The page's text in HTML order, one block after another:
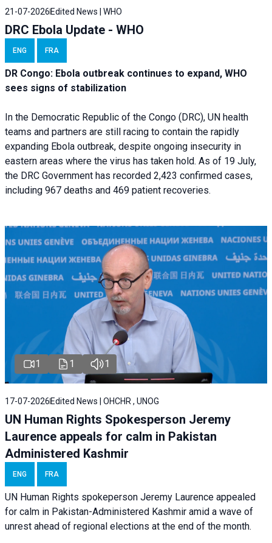
21-07-2026 Edited News | WHO
DRC Ebola Update - WHO
ENG FRA
DR Congo: Ebola outbreak continues to expand, WHO
sees signs of stabilization
In the Democratic Republic of the Congo (DRC), UN health
teams and partners are still racing to contain the rapidly
expanding Ebola outbreak, despite ongoing insecurity in
eastern areas where the virus has taken hold. As of 19 July,
the DRC Government has recorded 2,423 confirmed cases,
including 967 deaths and 469 patient recoveries.
1 1 1
17-07-2026 Edited News | OHCHR , UNOG
UN Human Rights Spokesperson Jeremy
Laurence appeals for calm in Pakistan
Administered Kashmir
ENG FRA
UN Human Rights spokeperson Jeremy Laurence appealed
for calm in Pakistan-Administered Kashmir amid a wave of
unrest ahead of regional elections at the end of the month.